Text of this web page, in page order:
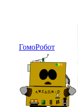
ГомоРобот